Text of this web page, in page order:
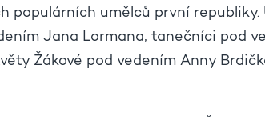
populárních umělců první republiky.
Jana Lormana, tanečníci pod
Žákové pod vedením Anny